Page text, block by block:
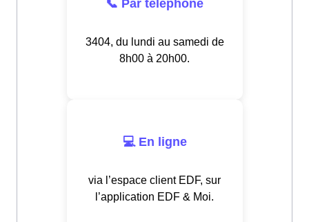
📞 Par téléphone
3404, du lundi au samedi de
8h00 à 20h00.
💻 En ligne
via l’espace client EDF, sur
l’application EDF & Moi.